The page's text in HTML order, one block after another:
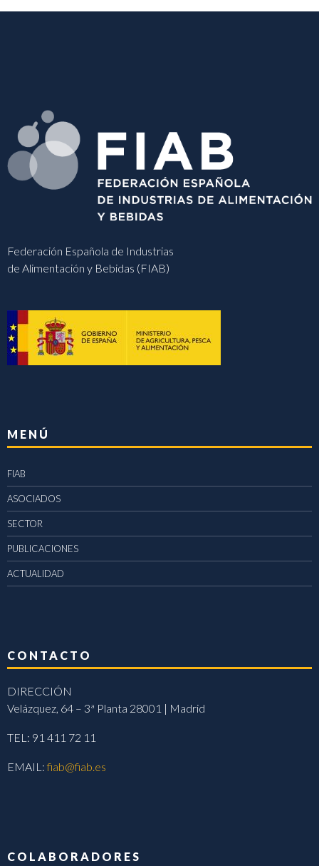
Federación Española de Industrias
de Alimentación y Bebidas (FIAB)
MENÚ
FIAB
ASOCIADOS
SECTOR
PUBLICACIONES
ACTUALIDAD
CONTACTO
DIRECCIÓN
Velázquez, 64 – 3ª Planta 28001 | Madrid
TEL: 91 411 72 11
EMAIL:fiab@fiab.es
COLABORADORES